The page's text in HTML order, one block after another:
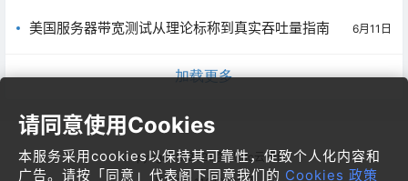
美国服务器带宽测试从理论标称到真实吞吐量指南 6月11日
加载更多
Copyright © 2026梦飞idc云平台
请同意使用Cookies
本服务采用cookies以保持其可靠性，促致个人化内容和
广告。请按「同意」代表阁下同意我们的 Cookies 政策